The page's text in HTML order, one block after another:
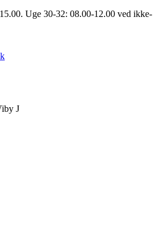
Uge 30-32: 08.00-12.00 ved ikke-
J